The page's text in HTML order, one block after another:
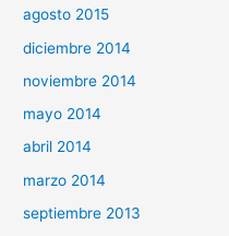
agosto 2015
diciembre 2014
noviembre 2014
mayo 2014
abril 2014
marzo 2014
septiembre 2013